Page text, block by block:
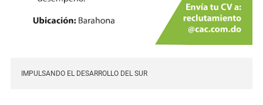
IMPULSANDO EL DESARROLLO DEL SUR